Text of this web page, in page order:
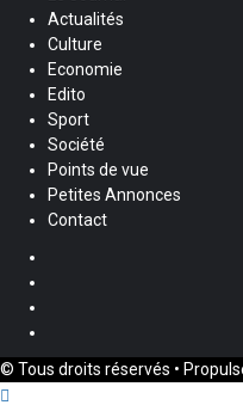
Actualités
Culture
Economie
Edito
Sport
Société
Points de vue
Petites Annonces
Contact
© Tous droits réservés •